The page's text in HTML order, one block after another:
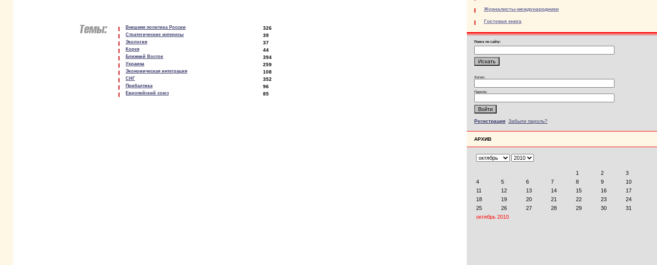
Внешняя политика России 326
Стратегические интересы 39
Экология 37
Корея 44
Ближний Восток 394
Украина 259
Экономическая интеграция 108
СНГ 352
Прибалтика 96
Европейский союз 85
Журналисты-международники
Гостевая книга
Поиск по сайту:
Логин:
Пароль:
Регистрация Забыли пароль?
АРХИВ